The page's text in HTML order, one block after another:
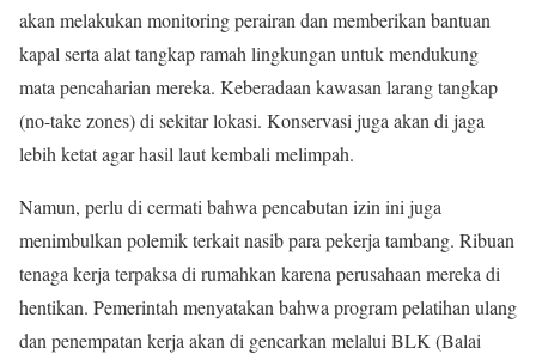
akan melakukan monitoring perairan dan memberikan bantuan
kapal serta alat tangkap ramah lingkungan untuk mendukung
mata pencaharian mereka. Keberadaan kawasan larang tangkap
(no-take zones) di sekitar lokasi. Konservasi juga akan di jaga
lebih ketat agar hasil laut kembali melimpah.
Namun, perlu di cermati bahwa pencabutan izin ini juga
menimbulkan polemik terkait nasib para pekerja tambang. Ribuan
tenaga kerja terpaksa di rumahkan karena perusahaan mereka di
hentikan. Pemerintah menyatakan bahwa program pelatihan ulang
dan penempatan kerja akan di gencarkan melalui BLK (Balai